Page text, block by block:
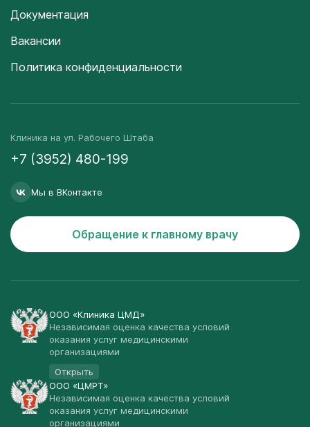
Документация
Вакансии
Политика конфиденциальности
Клиника на ул. Рабочего Штаба
+7 (3952) 480-199
Мы в ВКонтакте
Обращение к главному врачу
ООО «Клиника ЦМД»
Независимая оценка качества условий
оказания услуг медицинскими
организациями
Открыть
ООО «ЦМРТ»
Независимая оценка качества условий
оказания услуг медицинскими
организациями